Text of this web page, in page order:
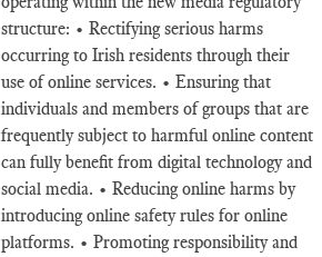
structure: • Rectifying serious harms
occurring to Irish residents through their
use of online services. • Ensuring that
individuals and members of groups that are
frequently subject to harmful online content
can fully benefit from digital technology and
social media. • Reducing online harms by
introducing online safety rules for online
platforms. • Promoting responsibility and